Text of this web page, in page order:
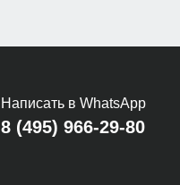
Написать в WhatsApp
8 (495) 966-29-80